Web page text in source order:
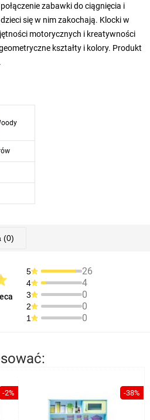
zabawki do ciągnięcia i
się w nim zakochają. Klocki w
motorycznych i kreatywności
kształty i kolory. Produkt
(0)
5 26
4 4
3 0
2 0
1 0
-2% -38%